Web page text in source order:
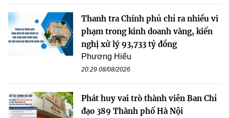
Thanh tra Chính phủ chỉ ra nhiều vi
phạm trong kinh doanh vàng, kiến
nghị xử lý 93,733 tỷ đồng
Phương Hiếu
20:29 08/08/2026
Phát huy vai trò thành viên Ban Chỉ
đạo 389 Thành phố Hà Nội